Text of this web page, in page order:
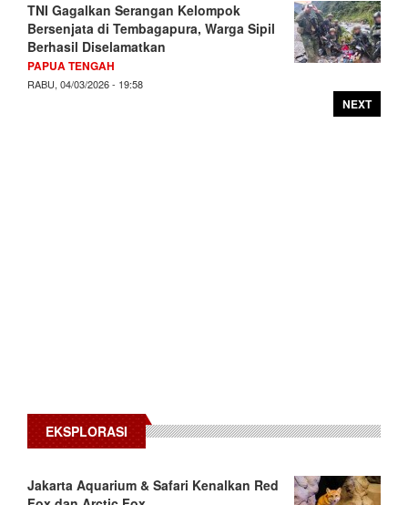
TNI Gagalkan Serangan Kelompok
Bersenjata di Tembagapura, Warga Sipil
Berhasil Diselamatkan
PAPUA TENGAH
RABU, 04/03/2026 - 19:58
NEXT
EKSPLORASI
Jakarta Aquarium & Safari Kenalkan Red